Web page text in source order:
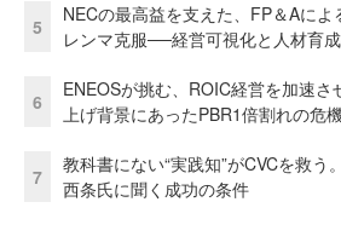
5
NECの最高益を支えた、FP＆Aに
レンマ克服──経営可視化と人材育
6
ENEOSが挑む、ROIC経営を加速
上げ背景にあったPBR1倍割れの危
7
教科書にない“実践知”がCVCを救
西条氏に聞く成功の条件